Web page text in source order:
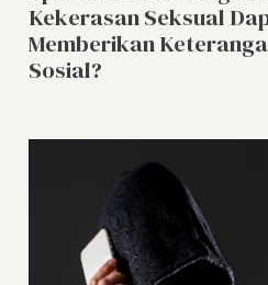
Kekerasan Seksual
Memberikan
Sosial?